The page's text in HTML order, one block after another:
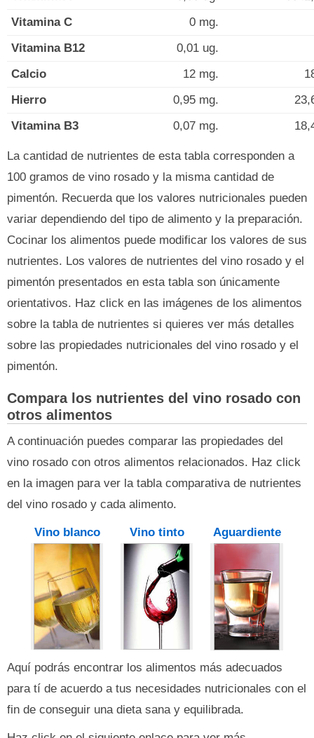
Vitamina C
0 mg.
Vitamina B12
0,01 ug.
Calcio
12 mg.
Hierro
0,95 mg.
Vitamina B3
0,07 mg.
La cantidad de nutrientes de esta tabla corresponden a
100 gramos de vino rosado y la misma cantidad de
pimentón. Recuerda que los valores nutricionales pueden
variar dependiendo del tipo de alimento y la preparación.
Cocinar los alimentos puede modificar los valores de sus
nutrientes. Los valores de nutrientes del vino rosado y el
pimentón presentados en esta tabla son únicamente
orientativos. Haz click en las imágenes de los alimentos
sobre la tabla de nutrientes si quieres ver más detalles
sobre las propiedades nutricionales del vino rosado y el
pimentón.
Compara los nutrientes del vino rosado con
otros alimentos
A continuación puedes comparar las propiedades del
vino rosado con otros alimentos relacionados. Haz click
en la imagen para ver la tabla comparativa de nutrientes
del vino rosado y cada alimento.
Vino blanco Vino tinto Aguardiente
Aquí podrás encontrar los alimentos más adecuados
para tí de acuerdo a tus necesidades nutricionales con el
fin de conseguir una dieta sana y equilibrada.